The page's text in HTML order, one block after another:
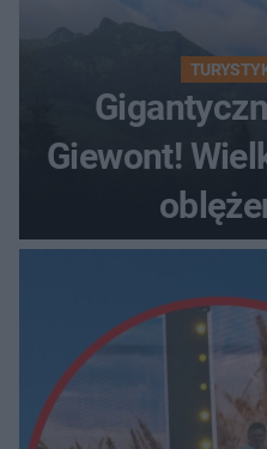
Giewont!